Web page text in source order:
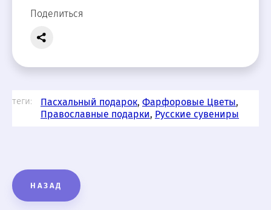
Поделиться
теги: Пасхальный подарок, Фарфоровые Цветы,
Православные подарки, Русские сувениры
НАЗАД